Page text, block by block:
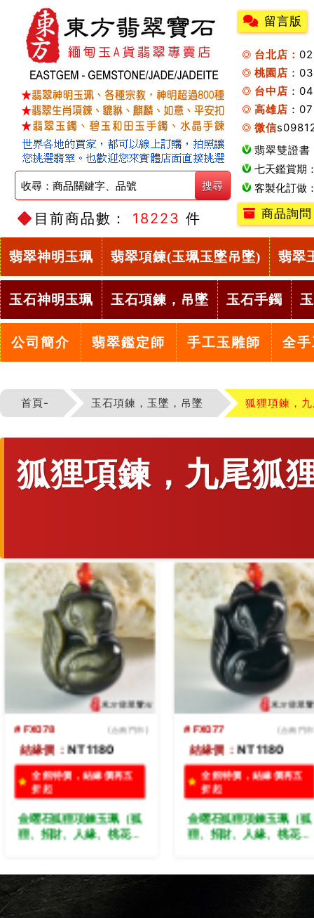
目前商品數： 18223 件
留言版
台北店：
桃園店 ：
台中店 ：
高雄店 ：
微信
翡翠雙證書
七天鑑賞期
客製化訂做
商品詢問
翡翠神明玉珮 翡翠項鍊(玉珮玉墜吊墜) 翡翠
玉石神明玉珮 玉石項鍊，吊墜 玉石手鐲
公司簡介 翡翠鑑定師 手工玉雕師 全
首頁- 玉石項鍊，玉墜，吊墜 狐狸項鍊，
狐狸項鍊，九尾狐
# FX077 (台南門市)
結緣價： NT 1180
全館特價，結緣價再五
折起
金曜石狐狸項鍊玉珮（狐
狸、招財、人緣、桃花，
墜、）。金曜石狐狸，
FX077。客製化訂做各種
金曜石狐狸吊墜玉珮項
# FX076 (台南門
結緣價： NT 1180
全館特價，結緣價再五
折起
金曜石狐狸項鍊玉珮（狐
狸、招財、人緣、桃花，
墜、）。金曜石狐狸，
FX076。客製化訂做各種
金曜石狐狸吊墜玉珮項